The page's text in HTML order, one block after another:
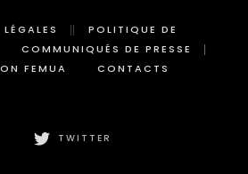
POLITIQUE DE
COMMUNIQUÉS DE PRESSE
FEMUA
CONTACTS
TWITTER